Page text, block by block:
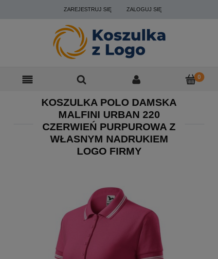
ZAREJESTRUJ SIĘ ZALOGUJ SIĘ
KOSZULKA POLO DAMSKA
MALFINI URBAN 220
CZERWIEŃ PURPUROWA Z
WŁASNYM NADRUKIEM
LOGO FIRMY